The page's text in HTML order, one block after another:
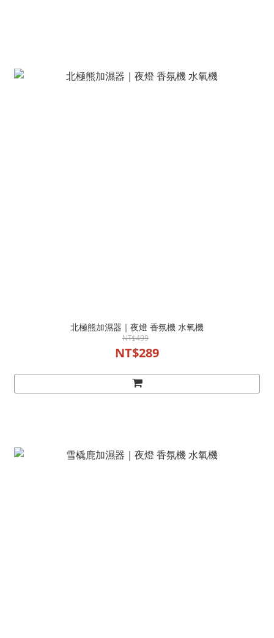
北極熊加濕器｜夜燈 香氛機 水氧機
NT$499
NT$289